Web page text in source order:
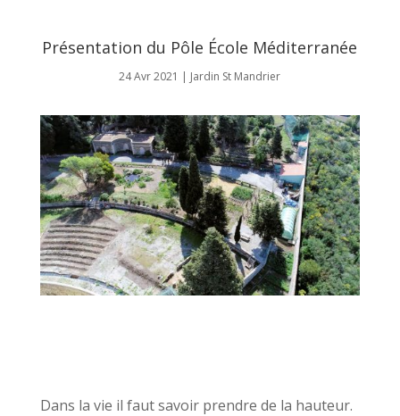
Présentation du Pôle École Méditerranée
24 Avr 2021 | Jardin St Mandrier
Dans la vie il faut savoir prendre de la hauteur.